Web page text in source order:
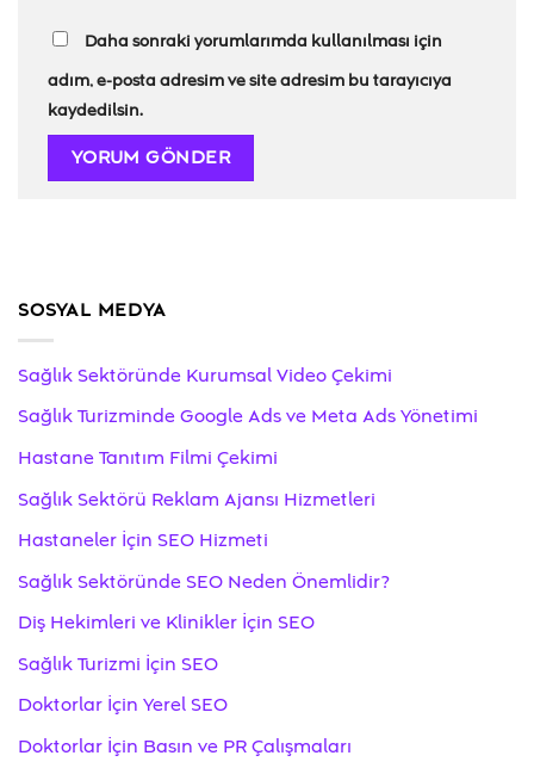
Daha sonraki yorumlarımda kullanılması için
adım, e-posta adresim ve site adresim bu tarayıcıya
kaydedilsin.
SOSYAL MEDYA
Sağlık Sektöründe Kurumsal Video Çekimi
Sağlık Turizminde Google Ads ve Meta Ads Yönetimi
Hastane Tanıtım Filmi Çekimi
Sağlık Sektörü Reklam Ajansı Hizmetleri
Hastaneler İçin SEO Hizmeti
Sağlık Sektöründe SEO Neden Önemlidir?
Diş Hekimleri ve Klinikler İçin SEO
Sağlık Turizmi İçin SEO
Doktorlar İçin Yerel SEO
Doktorlar İçin Basın ve PR Çalışmaları